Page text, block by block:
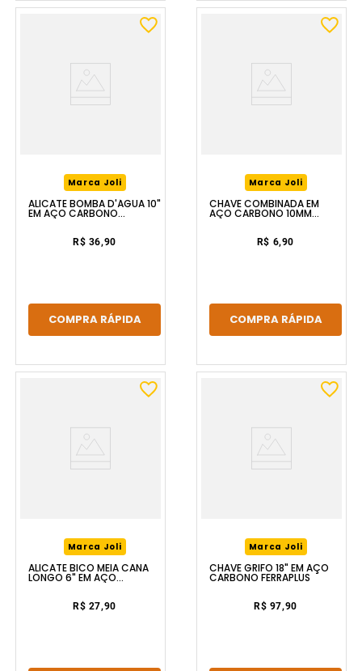
Marca Joli
ALICATE BOMBA D'ÁGUA 10"
EM AÇO CARBONO
FERRAPLUS
R$ 36,90
COMPRA RÁPIDA
Marca Joli
CHAVE COMBINADA EM
AÇO CARBONO 10MM
FERRAPLUS
R$ 6,90
COMPRA RÁPIDA
Marca Joli
ALICATE BICO MEIA CANA
LONGO 6" EM AÇO
CARBONO FERRAPLUS
R$ 27,90
Marca Joli
CHAVE GRIFO 18" EM AÇO
CARBONO FERRAPLUS
R$ 97,90